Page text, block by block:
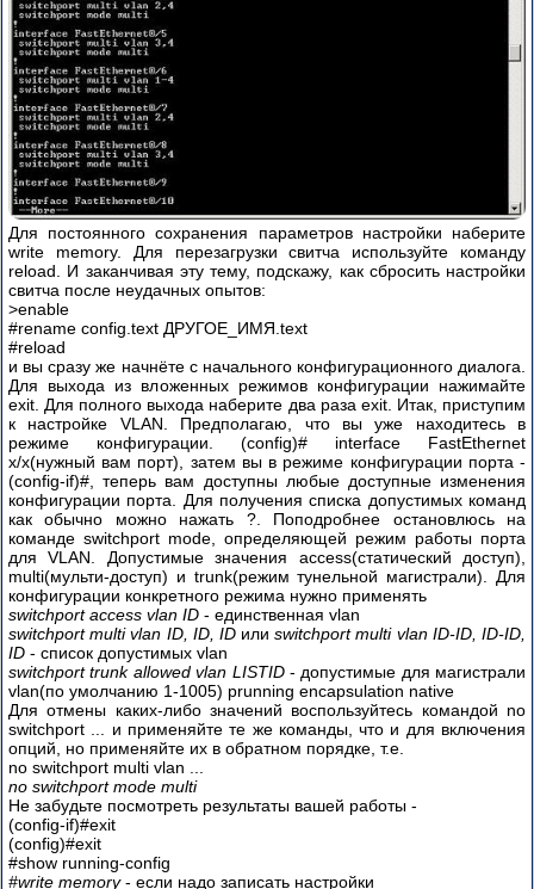
Для постоянного сохранения параметров настройки наберите
write memory. Для перезагрузки свитча используйте команду
reload. И заканчивая эту тему, подскажу, как сбросить настройки
свитча после неудачных опытов:
>enable
#rename config.text ДРУГОЕ_ИМЯ.text
#reload
и вы сразу же начнёте с начального конфигурационного диалога.
Для выхода из вложенных режимов конфигурации нажимайте
exit. Для полного выхода наберите два раза exit. Итак, приступим
к настройке VLAN. Предполагаю, что вы уже находитесь в
режиме конфигурации. (config)# interface FastEthernet
x/x(нужный вам порт), затем вы в режиме конфигурации порта -
(config-if)#, теперь вам доступны любые доступные изменения
конфигурации порта. Для получения списка допустимых команд
как обычно можно нажать ?. Поподробнее остановлюсь на
команде switchport mode, определяющей режим работы порта
для VLAN. Допустимые значения access(статический доступ),
multi(мульти-доступ) и trunk(режим тунельной магистрали). Для
конфигурации конкретного режима нужно применять
switchport access vlan ID - единственная vlan
switchport multi vlan ID, ID, IDилиswitchport multi vlan ID-ID, ID-ID,
ID - список допустимых vlan
switchport trunk allowed vlan LISTID - допустимые для магистрали
vlan(по умолчанию 1-1005) prunning encapsulation native
Для отмены каких-либо значений воспользуйтесь командой no
switchport ... и применяйте те же команды, что и для включения
опций, но применяйте их в обратном порядке, т.е.
no switchport multi vlan ...
no switchport mode multi
Не забудьте посмотреть результаты вашей работы -
(config-if)#exit
(config)#exit
#show running-config
#write memory- если надо записать настройки